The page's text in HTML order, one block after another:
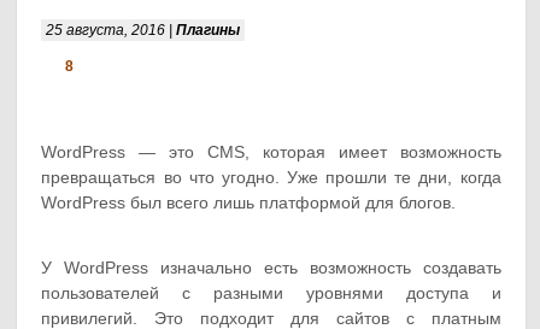
25 августа, 2016 |Плагины
8
WordPress — это CMS, которая имеет возможность
превращаться во что угодно. Уже прошли те дни, когда
WordPress был всего лишь платформой для блогов.
У WordPress изначально есть возможность создавать
пользователей с разными уровнями доступа и
привилегий. Это подходит для сайтов с платным